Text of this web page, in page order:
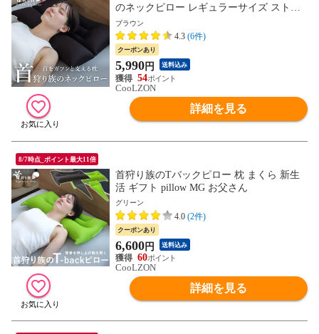
のネックピロー レギュラーサイズ ストレ
ートネック対応枕（ブラウン） まくら 新
生活 母の日 父の日 ギフト pillow MG お父
さん
ブラウン
4.3 (6件)
クーポンあり
5,990円 送料込み
54
CooLZON
詳細を見る
8/7時点_ポイント最大11倍
首狩り族のTバックピロー 枕 まくら 新生
活 ギフト pillow MG お父さん
グリーン
4.0 (2件)
クーポンあり
6,600円 送料込み
60
CooLZON
詳細を見る